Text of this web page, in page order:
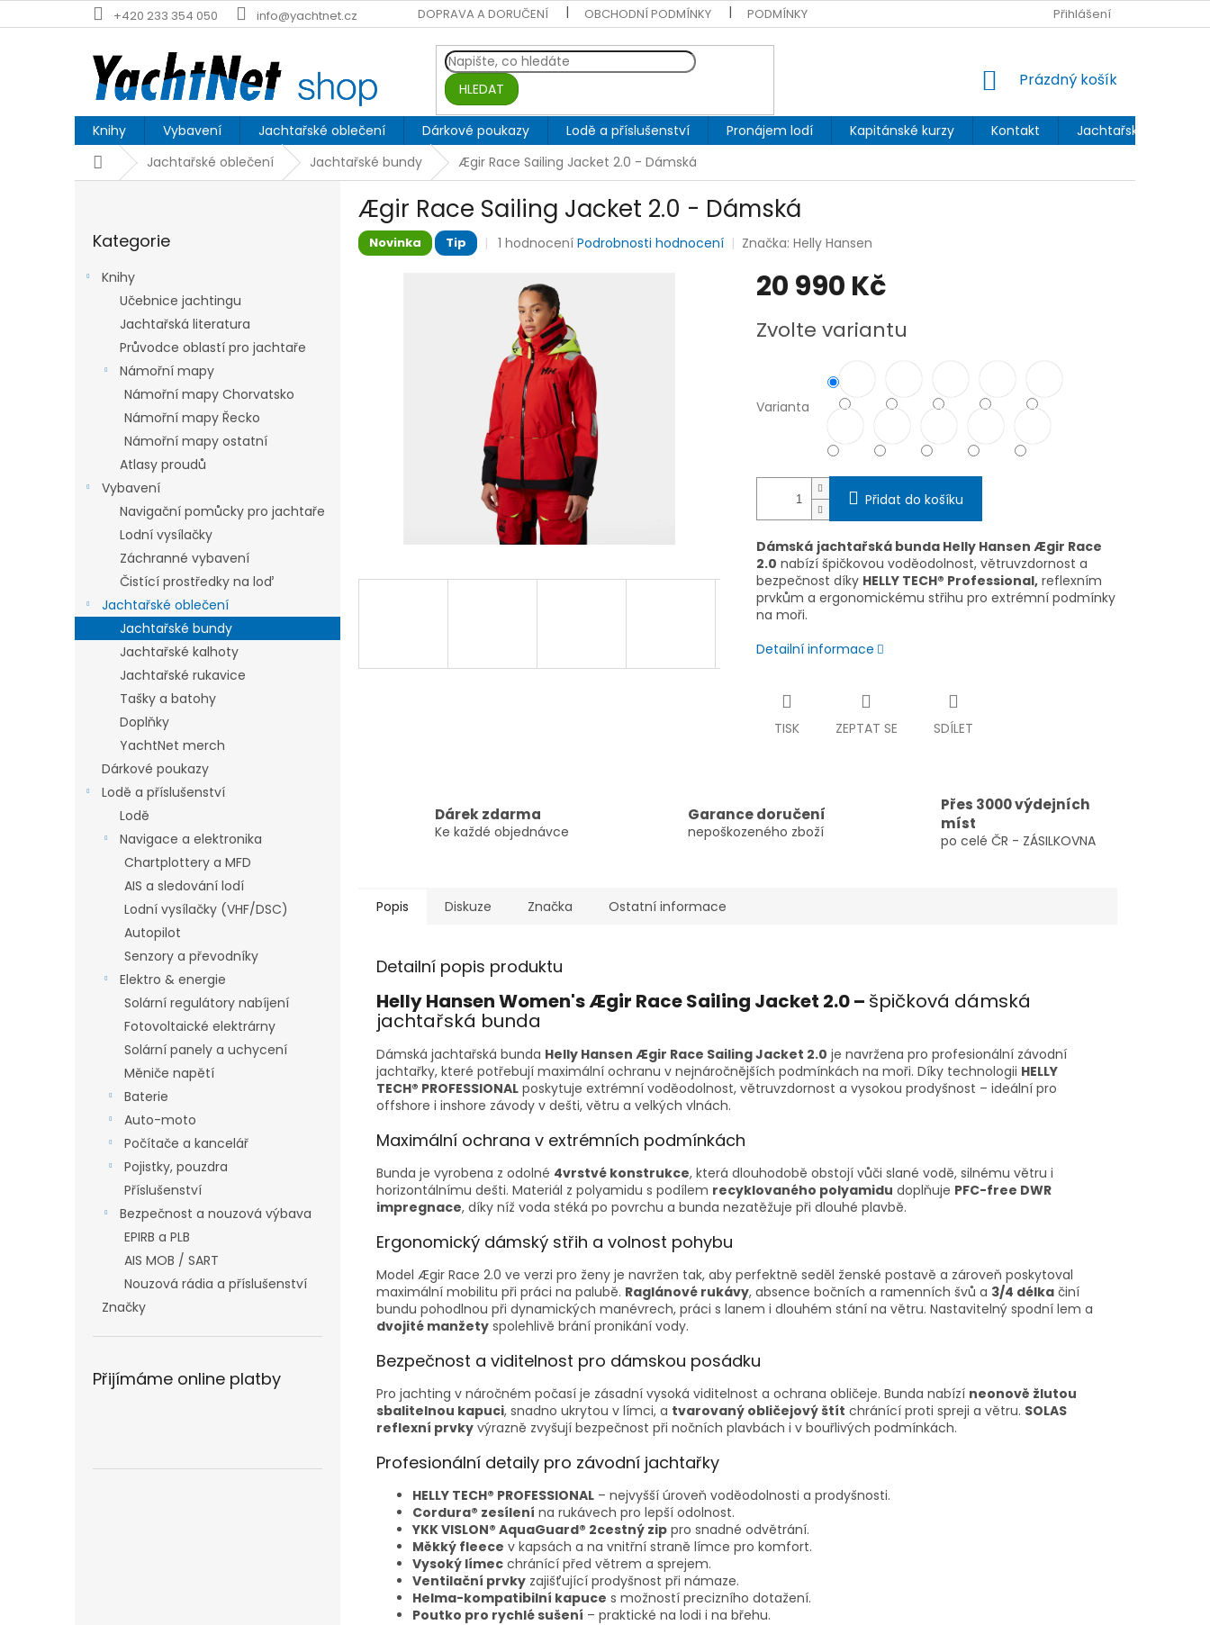
na
+420 233 354 050 info@yachtnet.cz DOPRAVA A DORUČENÍ OBCHODNÍ PODMÍNKY PODMÍNKY OCHRANY OSOBNÍCH ÚDAJŮ Přihlášení
HLEDAT
NÁKUPNÍ
Prázdný košík
Knihy Vybavení Jachtařské oblečení Dárkové poukazy Lodě a příslušenství Pronájem lodí Kapitánské kurzy Kontakt
Jachtařský blog
DomůJachtařské oblečení Jachtařské bundy Ægir Race Sailing Jacket 2.0 - Dámská
kategorie
Kategorie
Knihy
Učebnice jachtingu
Jachtařská literatura
Průvodce oblastí pro jachtaře
Námořní mapy
Námořní mapy Chorvatsko
Námořní mapy Řecko
Námořní mapy ostatní
Atlasy proudů
Vybavení
Navigační pomůcky pro jachtaře
Lodní vysílačky
Záchranné vybavení
Čistící prostředky na loď
Jachtařské oblečení
Jachtařské bundy
Jachtařské kalhoty
Jachtařské rukavice
Tašky a batohy
Doplňky
YachtNet merch
Dárkové poukazy
Lodě a příslušenství
Lodě
Navigace a elektronika
Chartplottery a MFD
AIS a sledování lodí
Lodní vysílačky (VHF/DSC)
Autopilot
Senzory a převodníky
Elektro & energie
Solární regulátory nabíjení
Fotovoltaické elektrárny
Solární panely a uchycení
Měniče napětí
Baterie
Auto-moto
Počítače a kancelář
Pojistky, pouzdra
Příslušenství
Bezpečnost a nouzová výbava
EPIRB a PLB
AIS MOB / SART
Nouzová rádia a příslušenství
Značky
Přijímáme online platby
Ægir Race Sailing Jacket 2.0 - Dámská
Novinka Tip
Průměrné
hvězdiček.
1 hodnocení Podrobnosti hodnocení Značka: Helly Hansen
20 990 Kč
cena:
Zvolte variantu
Varianta
Přidat do košíku
Dámská jachtařská bunda Helly Hansen Ægir Race
2.0 nabízí špičkovou voděodolnost, větruvzdornost a
bezpečnost díky HELLY TECH® Professional,reflexním
prvkům a ergonomickému střihu pro extrémní podmínky
na moři.
Detailní informace
TISK ZEPTAT SE SDÍLET
Dárek zdarma
Ke každé objednávce
Garance doručení
nepoškozeného zboží
Přes 3000 výdejních
míst
po celé ČR - ZÁSILKOVNA
Popis Diskuze Značka Ostatní informace
Detailní popis produktu
Helly Hansen Women's Ægir Race Sailing Jacket 2.0 – špičková dámská
jachtařská bunda
Dámská jachtařská bunda Helly Hansen Ægir Race Sailing Jacket 2.0 je navržena pro profesionální závodní
jachtařky, které potřebují maximální ochranu v nejnáročnějších podmínkách na moři. Díky technologii HELLY
TECH® PROFESSIONAL poskytuje extrémní voděodolnost, větruvzdornost a vysokou prodyšnost – ideální pro
offshore i inshore závody v dešti, větru a velkých vlnách.
Maximální ochrana v extrémních podmínkách
Bunda je vyrobena z odolné 4vrstvé konstrukce, která dlouhodobě obstojí vůči slané vodě, silnému větru i
horizontálnímu dešti. Materiál z polyamidu s podílem recyklovaného polyamidu doplňuje PFC-free DWR
impregnace, díky níž voda stéká po povrchu a bunda nezatěžuje při dlouhé plavbě.
Ergonomický dámský střih a volnost pohybu
Model Ægir Race 2.0 ve verzi pro ženy je navržen tak, aby perfektně seděl ženské postavě a zároveň poskytoval
maximální mobilitu při práci na palubě. Raglánové rukávy, absence bočních a ramenních švů a 3/4 délka činí
bundu pohodlnou při dynamických manévrech, práci s lanem i dlouhém stání na větru. Nastavitelný spodní lem a
dvojité manžety spolehlivě brání pronikání vody.
Bezpečnost a viditelnost pro dámskou posádku
Pro jachting v náročném počasí je zásadní vysoká viditelnost a ochrana obličeje. Bunda nabízí neonově žlutou
sbalitelnou kapuci, snadno ukrytou v límci, a tvarovaný obličejový štít chránící proti spreji a větru. SOLAS
reflexní prvky výrazně zvyšují bezpečnost při nočních plavbách i v bouřlivých podmínkách.
Profesionální detaily pro závodní jachtařky
HELLY TECH® PROFESSIONAL – nejvyšší úroveň voděodolnosti a prodyšnosti.
Cordura® zesílení na rukávech pro lepší odolnost.
YKK VISLON® AquaGuard® 2cestný zip pro snadné odvětrání.
Měkký fleece v kapsách a na vnitřní straně límce pro komfort.
Vysoký límec chránící před větrem a sprejem.
Ventilační prvky zajišťující prodyšnost při námaze.
Helma-kompatibilní kapuce s možností precizního dotažení.
Poutko pro rychlé sušení – praktické na lodi i na břehu.